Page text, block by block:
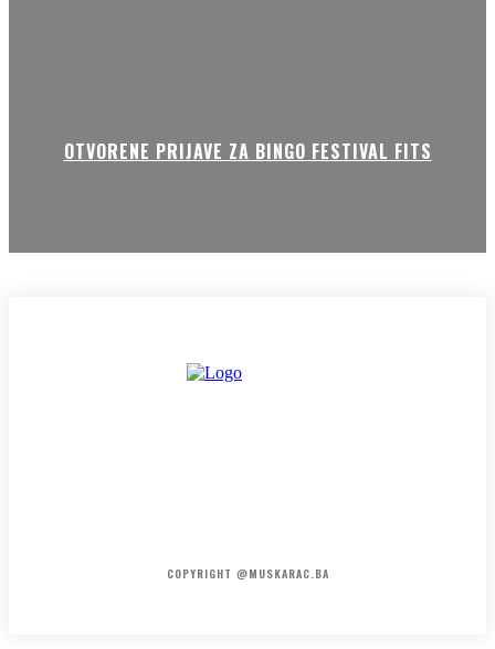
OTVORENE PRIJAVE ZA BINGO FESTIVAL FITS
COPYRIGHT @MUSKARAC.BA